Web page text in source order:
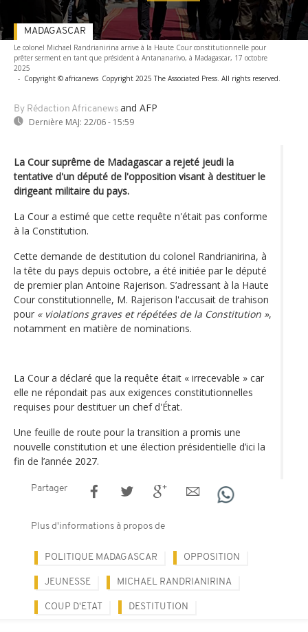
Le colonel Michael Randrianirina arrive à la Haute Cour constitutionnelle pour
prêter serment en tant que président à Antananarivo, à Madagascar, 17 octobre
2025
- Copyright © africanews Copyright 2025 The Associated Press. All rights reserved.
By Rédaction Africanews and AFP
Dernière MAJ: 22/06 - 15:59
MADAGASCAR
La Cour suprême de Madagascar a rejeté jeudi la
tentative d'un député de l'opposition visant à destituer le
dirigeant militaire du pays.
La Cour a estimé que cette requête n'était pas conforme
à la Constitution.
Cette demande de destitution du colonel Randrianirina, à
la tête du pays depuis octobre, a été initiée par le député
de premier plan Antoine Rajerison. S’adressant à la Haute
Cour constitutionnelle, M. Rajerison l'accusait de trahison
pour « violations graves et répétées de la Constitution »,
notamment en matière de nominations.
La Cour a déclaré que la requête était « irrecevable » car
elle ne répondait pas aux exigences constitutionnelles
requises pour destituer un chef d'État.
Une feuille de route pour la transition a promis une
nouvelle constitution et une élection présidentielle d’ici la
fin de l’année 2027.
Partager
Plus d'informations à propos de
POLITIQUE MADAGASCAR OPPOSITION
JEUNESSE MICHAEL RANDRIANIRINA
COUP D'ETAT DESTITUTION